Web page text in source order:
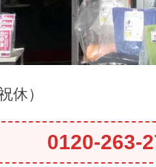
休）
0120-263-